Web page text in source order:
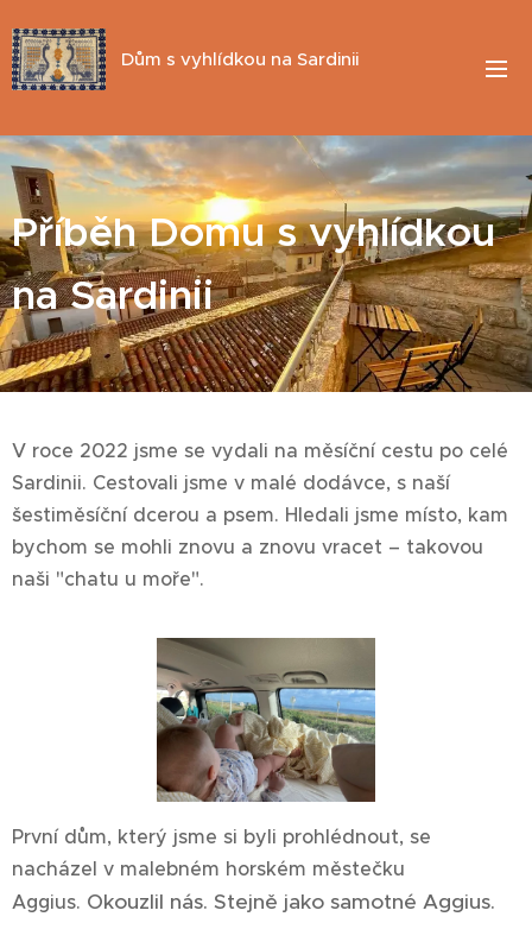
Dům s vyhlídkou na Sardinii
Příběh Domu s vyhlídkou
na Sardinii
V roce 2022 jsme se vydali na měsíční cestu po celé
Sardinii. Cestovali jsme v malé dodávce, s naší
šestiměsíční dcerou a psem. Hledali jsme místo, kam
bychom se mohli znovu a znovu vracet – takovou
naši "chatu u moře".
První dům, který jsme si byli prohlédnout, se
nacházel v malebném horském městečku
Aggius. Okouzlil nás. Stejně jako samotné Aggius.